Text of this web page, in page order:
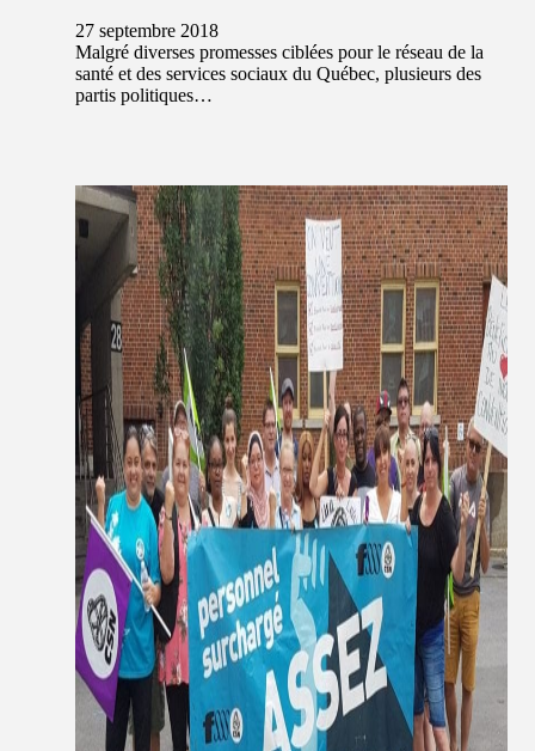
27 septembre 2018
Malgré diverses promesses ciblées pour le réseau de la
santé et des services sociaux du Québec, plusieurs des
partis politiques…